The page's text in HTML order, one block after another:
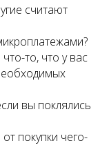
считают
то, что у вас
вы поклялись
покупки чего-